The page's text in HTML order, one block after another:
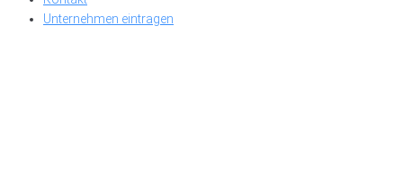
Unternehmen eintragen